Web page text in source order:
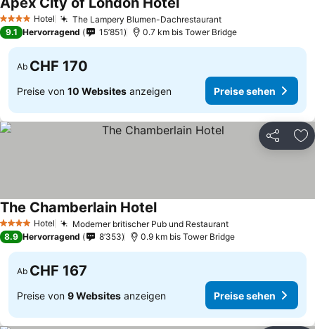
4 Sterne Hotel The Lampery Blumen-DachrestaurantPreise sehen
Preise sehen
9.1 Hervorragend 15’851 0.7 km bis Tower Bridge
Ab CHF 170
Preise von 10 Websites anzeigen Preise sehen
Teilen
4 Sterne Hotel Moderner britischer Pub und RestaurantPreise sehen
The Chamberlain HotelPreise sehen
8.9 Hervorragend 8’353 0.9 km bis Tower Bridge
Ab CHF 167
Preise von 9 Websites anzeigen Preise sehen